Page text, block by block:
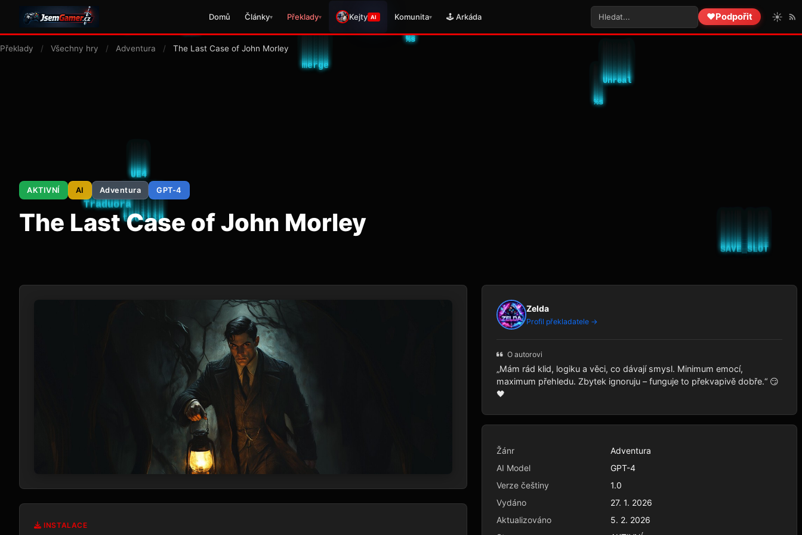
Domů Články▾ Překlady▾ Kejty AI Komunita▾ 🕹️ Arkáda ❤️Podpořit ☀️
Překlady / Všechny hry / Adventura / The Last Case of John Morley
AKTIVNÍ AI Adventura GPT-4
The Last Case of John Morley
INSTALACE
Zelda
Profil překladatele →
O autorovi
„Mám rád klid, logiku a věci, co dávají smysl. Minimum emocí,
maximum přehledu. Zbytek ignoruju – funguje to překvapivě dobře.“ 😏
🖤
Žánr
Adventura
AI Model
GPT-4
Verze češtiny
1.0
Vydáno
27. 1. 2026
Aktualizováno
5. 2. 2026